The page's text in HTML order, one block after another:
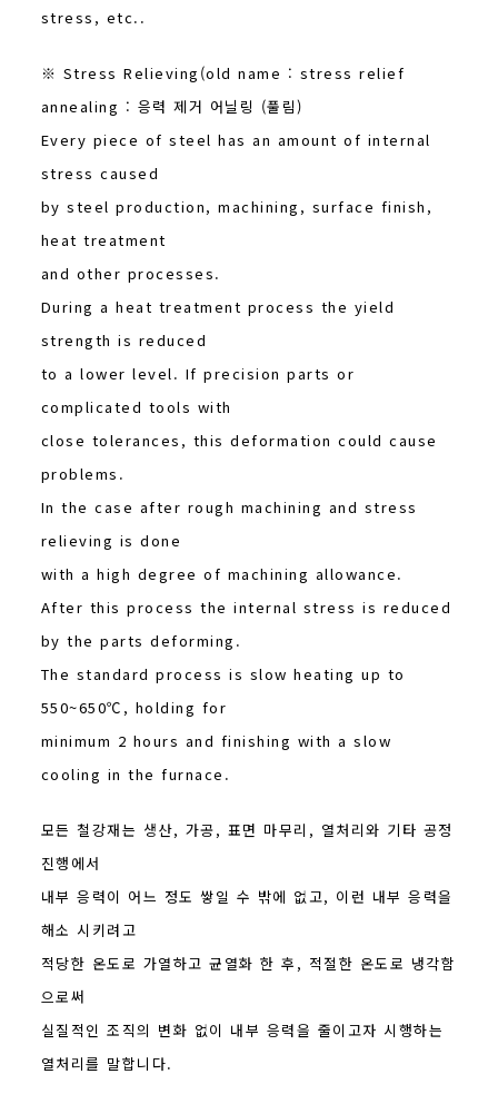
stress, etc..
※ Stress Relieving(old name : stress relief
annealing : 응력 제거 어닐링 (풀림)
Every piece of steel has an amount of internal
stress caused
by steel production, machining, surface finish,
heat treatment
and other processes.
During a heat treatment process the yield
strength is reduced
to a lower level. If precision parts or
complicated tools with
close tolerances, this deformation could cause
problems.
In the case after rough machining and stress
relieving is done
with a high degree of machining allowance.
After this process the internal stress is reduced
by the parts deforming.
The standard process is slow heating up to
550~650℃, holding for
minimum 2 hours and finishing with a slow
cooling in the furnace.
모든 철강재는 생산, 가공, 표면 마무리, 열처리와 기타 공정
진행에서
내부 응력이 어느 정도 쌓일 수 밖에 없고, 이런 내부 응력을
해소 시키려고
적당한 온도로 가열하고 균열화 한 후, 적절한 온도로 냉각함
으로써
실질적인 조직의 변화 없이 내부 응력을 줄이고자 시행하는
열처리를 말합니다.